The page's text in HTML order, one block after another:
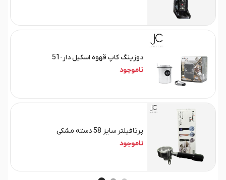
دوزینگ کاپ قهوه اسکیل دار-51
ناموجود
پرتافیلتر سایز 58 دسته مشکی
ناموجود